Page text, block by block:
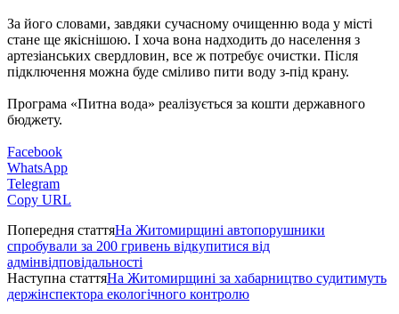
За його словами, завдяки сучасному очищенню вода у місті
стане ще якіснішою. І хоча вона надходить до населення з
артезіанських свердловин, все ж потребує очистки. Після
підключення можна буде сміливо пити воду з-під крану.
Програма «Питна вода» реалізується за кошти державного
бюджету.
Facebook
WhatsApp
Telegram
Copy URL
Попередня статтяНа Житомирщині автопорушники
спробували за 200 гривень відкупитися від
адмінвідповідальності
Наступна статтяНа Житомирщині за хабарництво судитимуть
держінспектора екологічного контролю